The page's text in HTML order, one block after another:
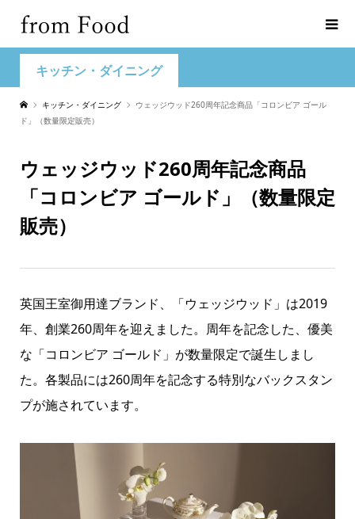
キッチン・ダイニング
キッチン・ダイニング
ウェッジウッド260周年記念商品「コロンビア ゴール
ド」（数量限定販売）
ウェッジウッド260周年記念商品
「コロンビア ゴールド」（数量限定
販売）
英国王室御用達ブランド、「ウェッジウッド」は2019
年、創業260周年を迎えました。周年を記念した、優美
な「コロンビア ゴールド」が数量限定で誕生しまし
た。各製品には260周年を記念する特別なバックスタン
プが施されています。